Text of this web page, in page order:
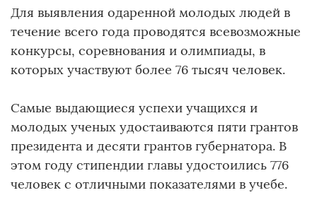
Для выявления одаренной молодых людей в
течение всего года проводятся всевозможные
конкурсы, соревнования и олимпиады, в
которых участвуют более 76 тысяч человек.
Самые выдающиеся успехи учащихся и
молодых ученых удостаиваются пяти грантов
президента и десяти грантов губернатора. В
этом году стипендии главы удостоились 776
человек с отличными показателями в учебе.